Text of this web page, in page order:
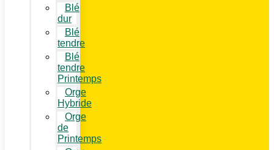
Blé
dur
Blé
tendre
Blé
tendre
Printemps
Orge
Hybride
Orge
de
Printemps